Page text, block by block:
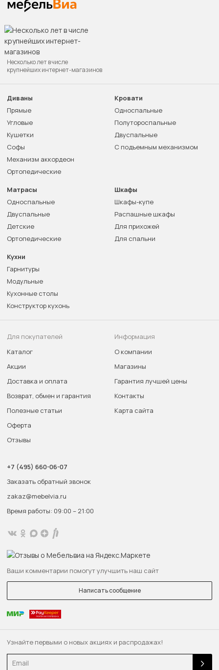
Узнайте первыми о новых акциях и распродажах!
Несколько лет в числе
крупнейших интернет-магазинов
Диваны
Прямые
Угловые
Кушетки
Софы
Механизм аккордеон
Ортопедические
Кровати
Односпальные
Полутороспальные
Двуспальные
С подъемным механизмом
Матрасы
Односпальные
Двуспальные
Детские
Ортопедические
Шкафы
Шкафы-купе
Распашные шкафы
Для прихожей
Для спальни
Кухни
Гарнитуры
Модульные
Кухонные столы
Конструктор кухонь
Для покупателей
Каталог
Акции
Доставка и оплата
Возврат, обмен и гарантия
Полезные статьи
Оферта
Отзывы
Информация
О компании
Магазины
Гарантия лучшей цены
Контакты
Карта сайта
+7 (495) 660-06-07
Заказать обратный звонок
zakaz@mebelvia.ru
Время работы: 09:00 – 21:00
Ваши комментарии помогут улучшить наш сайт
Написать сообщение